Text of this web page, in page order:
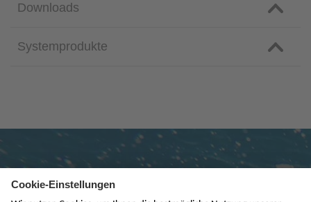
Downloads
Systemprodukte